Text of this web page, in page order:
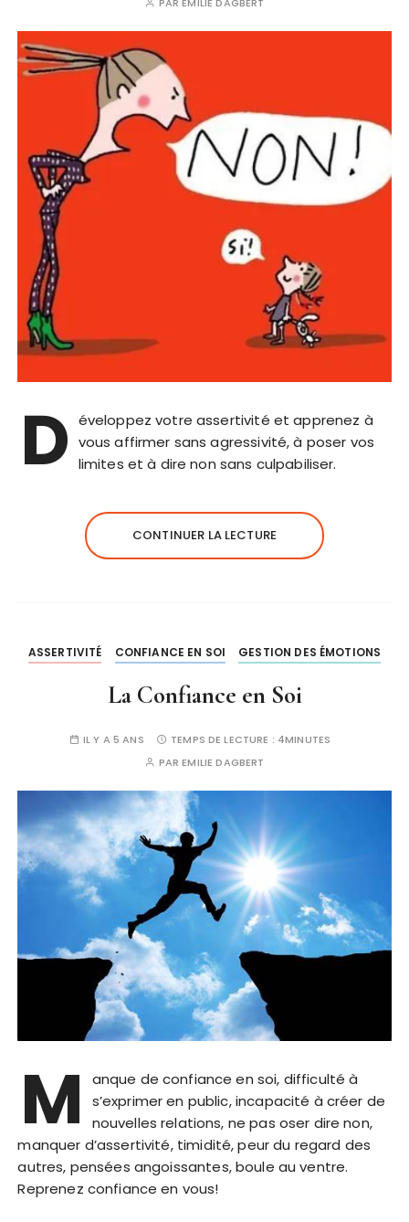
D éveloppez votre assertivité et apprenez à
vous affirmer sans agressivité, à poser vos
limites et à dire non sans culpabiliser.
CONTINUER LA LECTURE
ASSERTIVITÉ CONFIANCE EN SOI GESTION DES ÉMOTIONS
La Confiance en Soi
IL Y A 5 ANS TEMPS DE LECTURE : 4MINUTES
PAREMILIE DAGBERT
M
anque de confiance en soi, difficulté à
s’exprimer en public, incapacité à créer de
nouvelles relations, ne pas oser dire non,
manquer d’assertivité, timidité, peur du regard des
autres, pensées angoissantes, boule au ventre.
Reprenez confiance en vous!